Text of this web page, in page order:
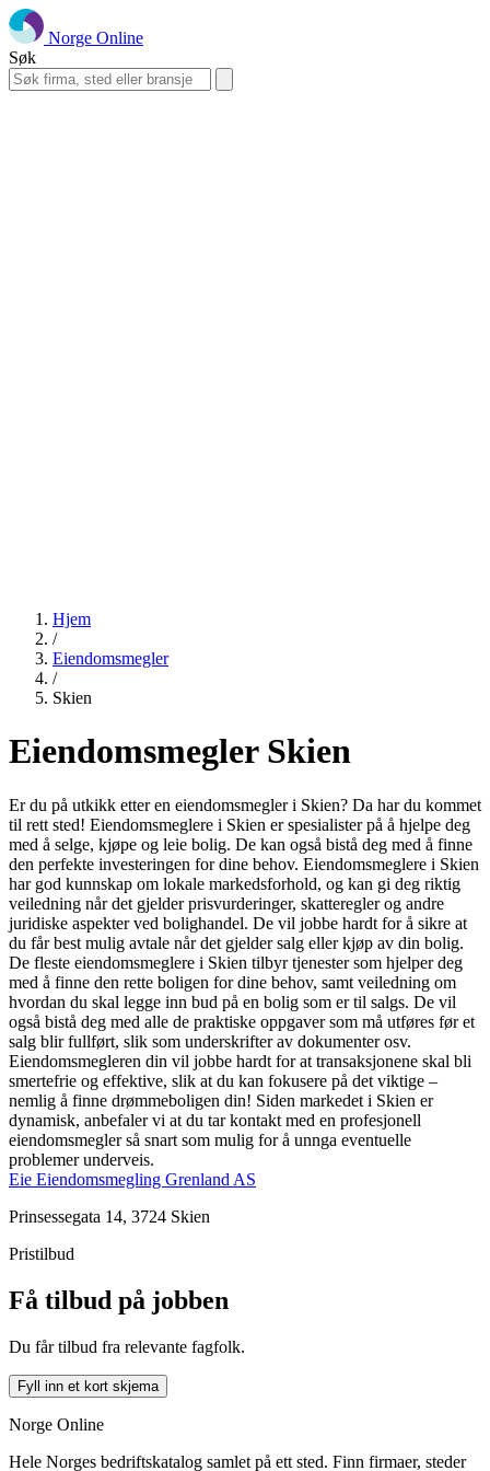
Norge Online
Søk
Hjem
/
Eiendomsmegler
/
Skien
Eiendomsmegler Skien
Er du på utkikk etter en eiendomsmegler i Skien? Da har du kommet
til rett sted! Eiendomsmeglere i Skien er spesialister på å hjelpe deg
med å selge, kjøpe og leie bolig. De kan også bistå deg med å finne
den perfekte investeringen for dine behov. Eiendomsmeglere i Skien
har god kunnskap om lokale markedsforhold, og kan gi deg riktig
veiledning når det gjelder prisvurderinger, skatteregler og andre
juridiske aspekter ved bolighandel. De vil jobbe hardt for å sikre at
du får best mulig avtale når det gjelder salg eller kjøp av din bolig.
De fleste eiendomsmeglere i Skien tilbyr tjenester som hjelper deg
med å finne den rette boligen for dine behov, samt veiledning om
hvordan du skal legge inn bud på en bolig som er til salgs. De vil
også bistå deg med alle de praktiske oppgaver som må utføres før et
salg blir fullført, slik som underskrifter av dokumenter osv.
Eiendomsmegleren din vil jobbe hardt for at transaksjonene skal bli
smertefrie og effektive, slik at du kan fokusere på det viktige –
nemlig å finne drømmeboligen din! Siden markedet i Skien er
dynamisk, anbefaler vi at du tar kontakt med en profesjonell
eiendomsmegler så snart som mulig for å unnga eventuelle
problemer underveis.
Eie Eiendomsmegling Grenland AS
Prinsessegata 14, 3724 Skien
Pristilbud
Få tilbud på jobben
Du får tilbud fra relevante fagfolk.
Fyll inn et kort skjema
Norge Online
Hele Norges bedriftskatalog samlet på ett sted. Finn firmaer, steder